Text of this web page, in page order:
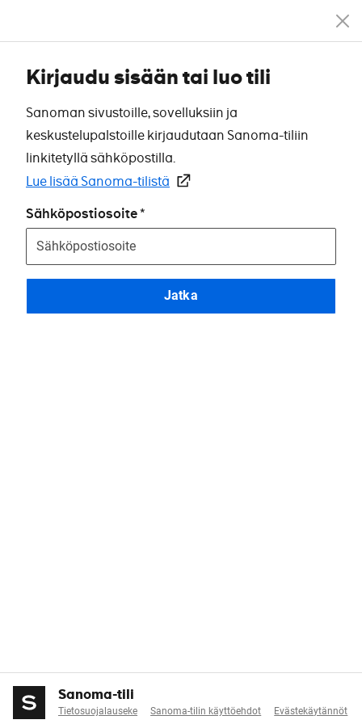
Kirjaudu sisään tai luo tili
Sanoman sivustoille, sovelluksiin ja
keskustelupalstoille kirjaudutaan Sanoma-tiliin
linkitetyllä sähköpostilla.
Lue lisää Sanoma-tilistä
Sähköpostiosoite
Jatka
Sanoma-tili
Tietosuojalauseke Sanoma-tilin käyttöehdot Evästekäytännöt